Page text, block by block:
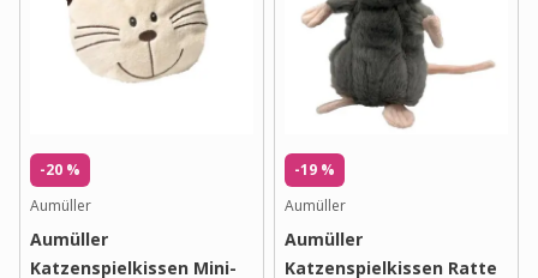
-20 %
Aumüller
Aumüller
Katzenspielkissen Mini-
-19 %
Aumüller
Aumüller
Katzenspielkissen Ratte